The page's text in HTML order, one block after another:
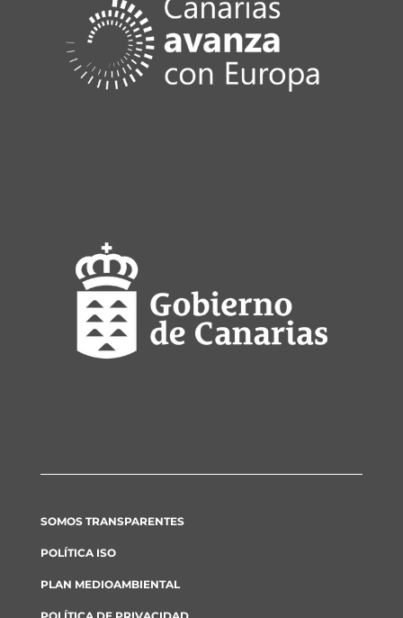
SOMOS TRANSPARENTES
POLÍTICA ISO
PLAN MEDIOAMBIENTAL